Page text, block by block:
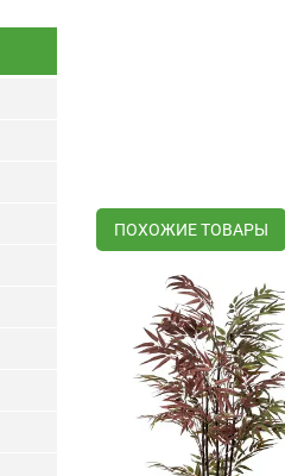
ПОХОЖИЕ ТОВАРЫ